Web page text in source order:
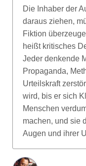
Die Inhaber der
daraus ziehen,
Fiktion
heißt kritisches
Jeder denkende
Propaganda,
Urteilskraft
wird, bis er sich
Menschen
machen, und sie
Augen und ihrer